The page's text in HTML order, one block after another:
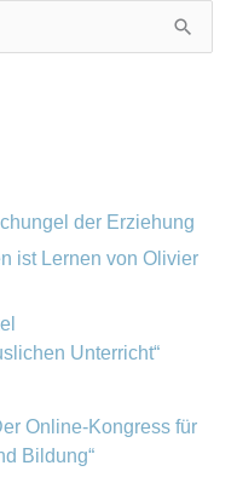
der Erziehung
ist Lernen von Olivier
Unterricht“
Online-Kongress für
Bildung“